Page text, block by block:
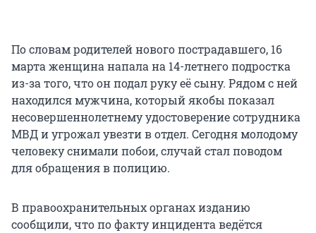
По словам родителей нового пострадавшего, 16
марта женщина напала на 14-летнего подростка
из-за того, что он подал руку её сыну. Рядом с ней
находился мужчина, который якобы показал
несовершеннолетнему удостоверение сотрудника
МВД и угрожал увезти в отдел. Сегодня молодому
человеку снимали побои, случай стал поводом
для обращения в полицию.
В правоохранительных органах изданию
сообщили, что по факту инцидента ведётся